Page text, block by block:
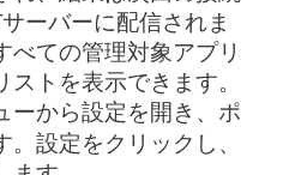
サーバーに配信されま
べての管理対象アプリ
トを表示できます。
ーから設定を開き、ポ
設定をクリックし、